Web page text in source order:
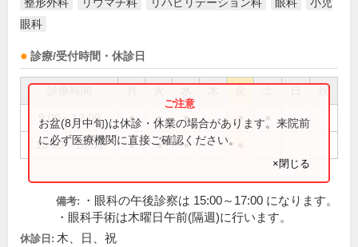
眼科
診療/受付時間・休診日
祝
9:00～12:00 ● ● ● ●
15:00～18:00 ● ● ●
お盆(8月中旬)は休診・休業の場合があります。来院前
に必ず医療機関に直接ご確認ください。
×閉じる
備考:
・眼科の午後診察は 15:00～17:00 になります。
・眼科手術は木曜日午前(隔週)に行います。
休診日: 木、日、祝